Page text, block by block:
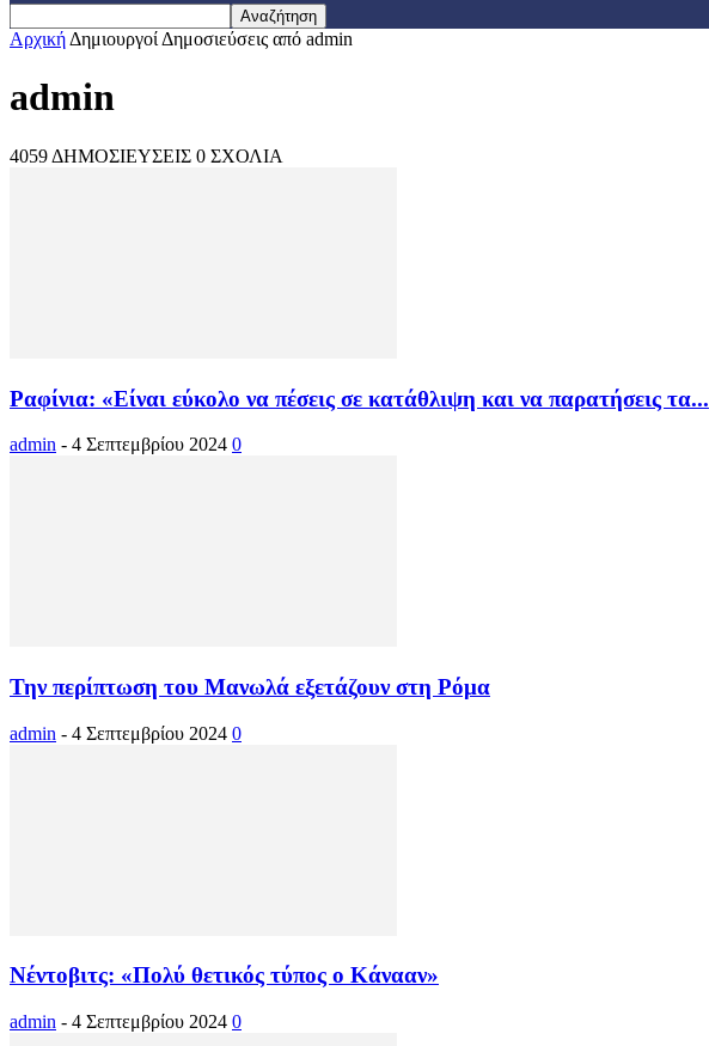
Αρχική Δημιουργοί Δημοσιεύσεις από admin
admin
4059 ΔΗΜΟΣΙΕΥΣΕΙΣ 0 ΣΧΟΛΙΑ
Ραφίνια: «Είναι εύκολο να πέσεις σε κατάθλιψη και να παρατήσεις τα...
admin - 4 Σεπτεμβρίου 2024 0
Την περίπτωση του Μανωλά εξετάζουν στη Ρόμα
admin - 4 Σεπτεμβρίου 2024 0
Νέντοβιτς: «Πολύ θετικός τύπος ο Κάνααν»
admin - 4 Σεπτεμβρίου 2024 0